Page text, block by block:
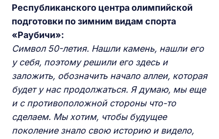
Республиканского центра олимпийской
подготовки по зимним видам спорта
«Раубичи»:
Символ 50-летия. Нашли камень, нашли его
у себя, поэтому решили его здесь и
заложить, обозначить начало аллеи, которая
будет у нас продолжаться. Я думаю, мы еще
и с противоположной стороны что-то
сделаем. Мы хотим, чтобы будущее
поколение знало свою историю и видело,